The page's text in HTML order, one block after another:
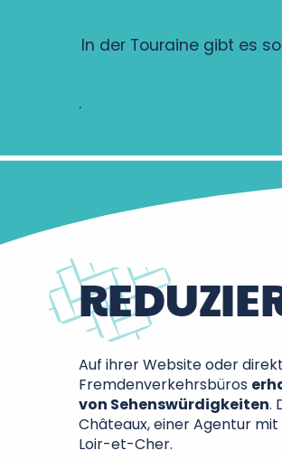
In der Touraine gibt es
.
Auf ihrer Website oder
Fremdenverkehrsbüros
von Sehenswürdigkeiten.
Châteaux, einer Agentur
Loir-et-Cher.